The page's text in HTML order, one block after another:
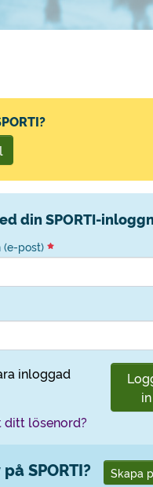
din SPORTI-
(e-post)
inloggad
in
lösenord?
SPORTI? Skapa